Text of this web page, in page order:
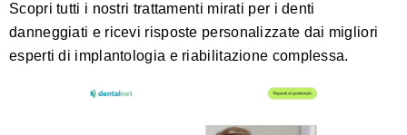
Scopri tutti i nostri trattamenti mirati per i denti
danneggiati e ricevi risposte personalizzate dai migliori
esperti di implantologia e riabilitazione complessa.